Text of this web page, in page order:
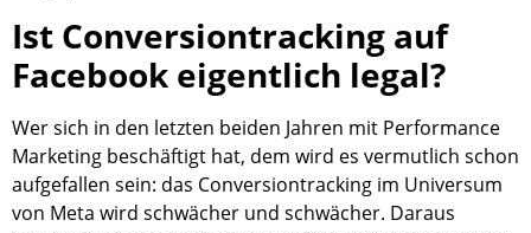
Ist Conversiontracking auf
Facebook eigentlich legal?
Wer sich in den letzten beiden Jahren mit Performance
Marketing beschäftigt hat, dem wird es vermutlich schon
aufgefallen sein: das Conversiontracking im Universum
von Meta wird schwächer und schwächer. Daraus